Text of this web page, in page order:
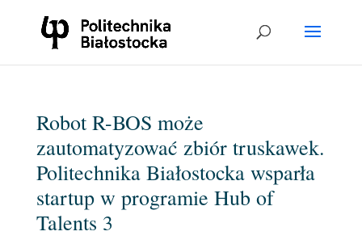
Robot R-BOS może
zautomatyzować zbiór truskawek.
Politechnika Białostocka wsparła
startup w programie Hub of
Talents 3